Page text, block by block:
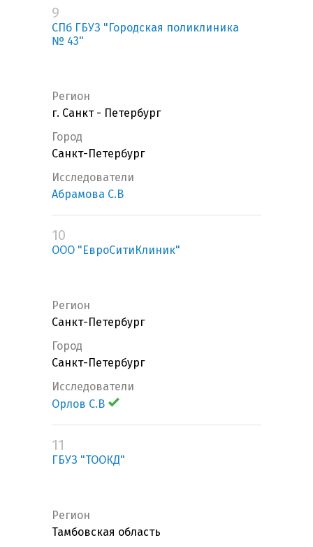
9
СПб ГБУЗ "Городская поликлиника
№ 43"
Регион
г. Санкт - Петербург
Город
Санкт-Петербург
Исследователи
Абрамова С.В
10
ООО "ЕвроСитиКлиник"
Регион
Санкт-Петербург
Город
Санкт-Петербург
Исследователи
Орлов С.В
11
ГБУЗ "ТООКД"
Регион
Тамбовская область